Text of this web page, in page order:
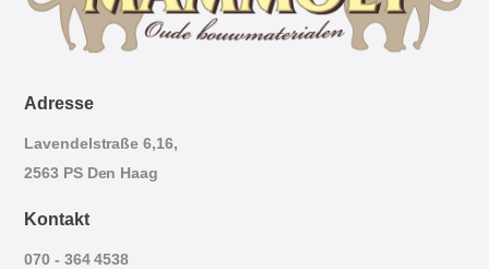
Adresse
Lavendelstraße 6,16,
2563 PS Den Haag
Kontakt
070 - 364 4538